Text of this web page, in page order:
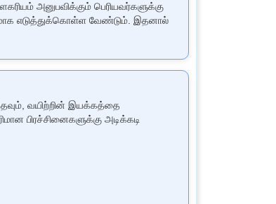
அனுபவிக்கும் பெரியவர்களுக்கு
எடுத்துக்கொள்ள வேண்டும். இதனால்
வயிற்றின் இயக்கத்தை
பிரச்சினைகளுக்கு அடிக்கடி